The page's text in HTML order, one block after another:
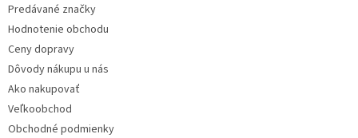
Predávané značky
Hodnotenie obchodu
Ceny dopravy
Dôvody nákupu u nás
Ako nakupovať
Veľkoobchod
Obchodné podmienky